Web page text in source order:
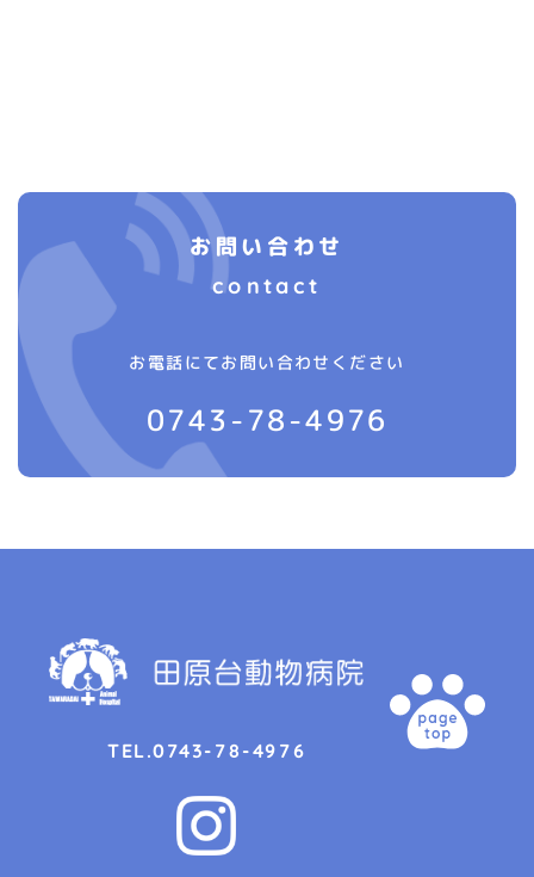
お問い合わせ
contact
お電話にてお問い合わせください
0743-78-4976
TEL.0743-78-4976